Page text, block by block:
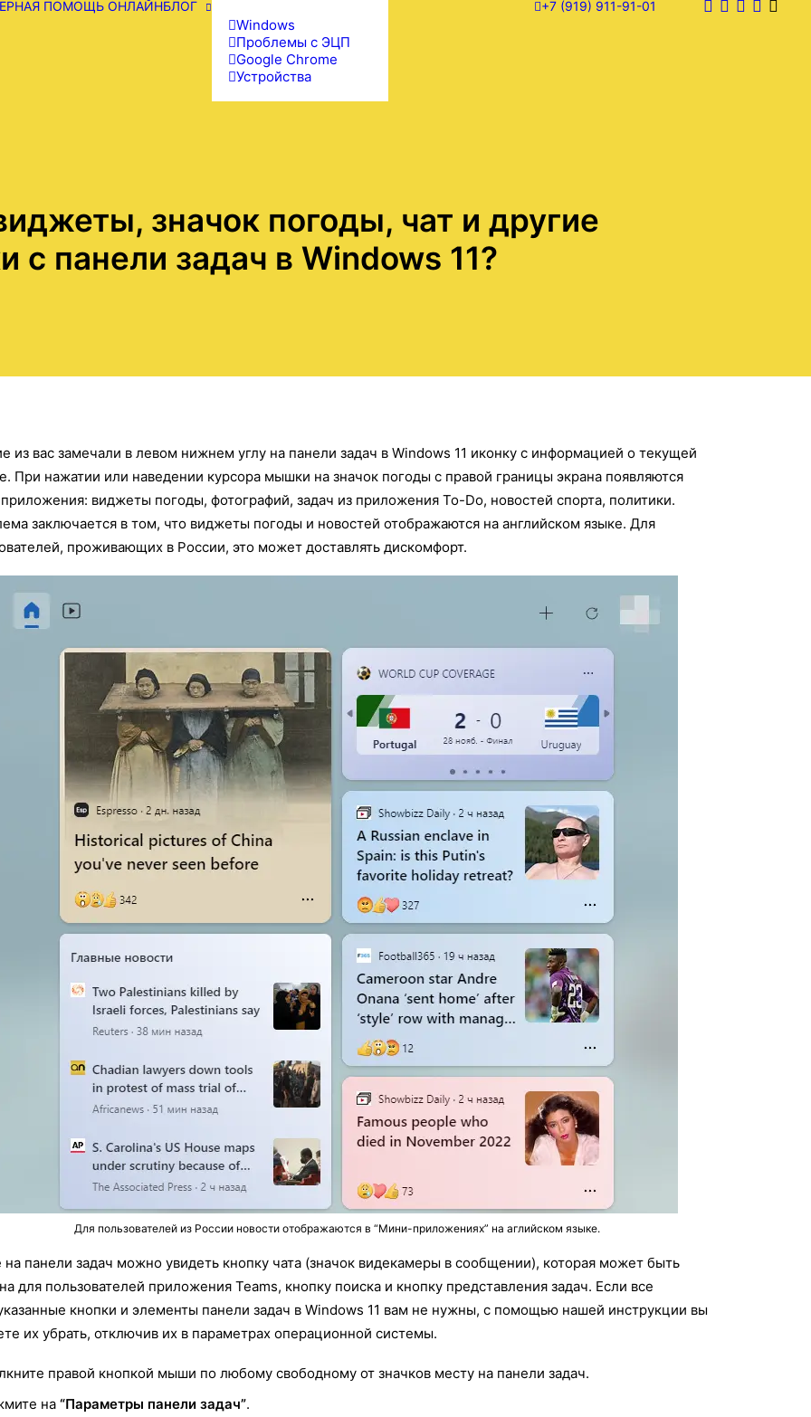
ПОМОЩЬ ОНЛАЙНБЛОГ
Windows
Проблемы с ЭЦП
Google Chrome
Устройства
+7 (919) 911-91-01
значок погоды, чат и другие
с панели задач в Windows 11?
из вас замечали в левом нижнем углу на панели задач в Windows 11 иконку с информацией о текущей
При нажатии или наведении курсора мышки на значок погоды с правой границы экрана появляются
виджеты погоды, фотографий, задач из приложения To-Do, новостей спорта, политики.
заключается в том, что виджеты погоды и новостей отображаются на английском языке. Для
проживающих в России, это может доставлять дискомфорт.
Для пользователей из России новости отображаются в “Мини-приложениях” на аглийском языке.
на панели задач можно увидеть кнопку чата (значок видекамеры в сообщении), которая может быть
для пользователей приложения Teams, кнопку поиска и кнопку представления задач. Если все
кнопки и элементы панели задач в Windows 11 вам не нужны, с помощью нашей инструкции вы
их убрать, отключив их в параметрах операционной системы.
правой кнопкой мыши по любому свободному от значков месту на панели задач.
на “Параметры панели задач”.